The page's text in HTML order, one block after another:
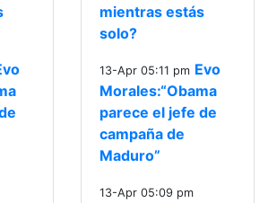
mientras estás
solo?
13-Apr 05:11 pm Evo
Morales:“Obama
parece el jefe de
campaña de
Maduro”
13-Apr 05:09 pm